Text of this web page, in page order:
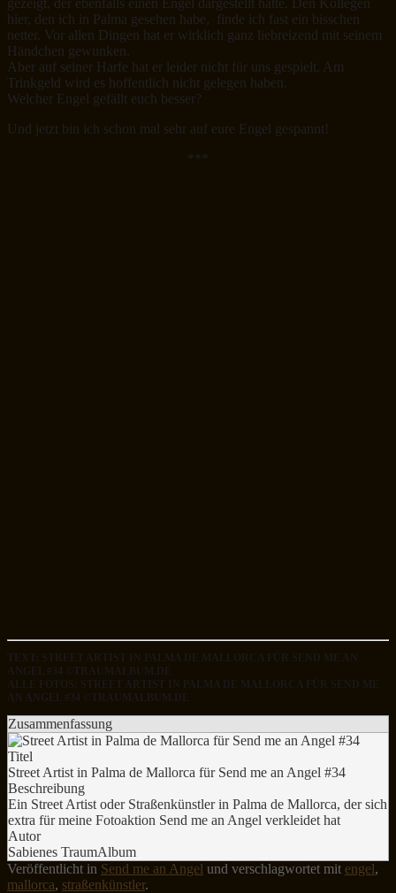
hier, den ich in Palma gesehen habe, finde ich fast ein bisschen
netter. Vor allen Dingen hat er wirklich ganz liebreizend mit seinem
Händchen gewunken.
Aber auf seiner Harfe hat er leider nicht für uns gespielt. Am
Trinkgeld wird es hoffentlich nicht gelegen haben.
Welcher Engel gefällt euch besser?
Und jetzt bin ich schon mal sehr auf eure Engel gespannt!
***
TEXT: STREET ARTIST IN PALMA DE MALLORCA FÜR SEND ME AN
ANGEL #34 ©TRAUMALBUM.DE
ALLE FOTOS: STREET ARTIST IN PALMA DE MALLORCA FÜR SEND ME
AN ANGEL #34 ©TRAUMALBUM.DE
Zusammenfassung
Titel
Street Artist in Palma de Mallorca für Send me an Angel #34
Beschreibung
Ein Street Artist oder Straßenkünstler in Palma de Mallorca, der sich
extra für meine Fotoaktion Send me an Angel verkleidet hat
Autor
Sabienes TraumAlbum
Veröffentlicht in Send me an Angel und verschlagwortet mit engel,
mallorca, straßenkünstler.